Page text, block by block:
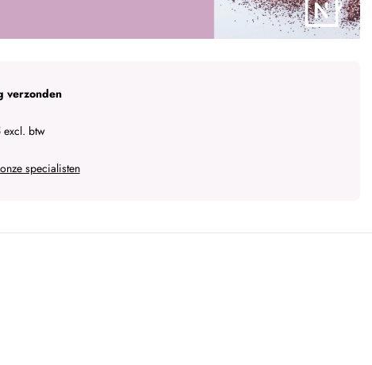
verzonden
excl. btw
specialisten